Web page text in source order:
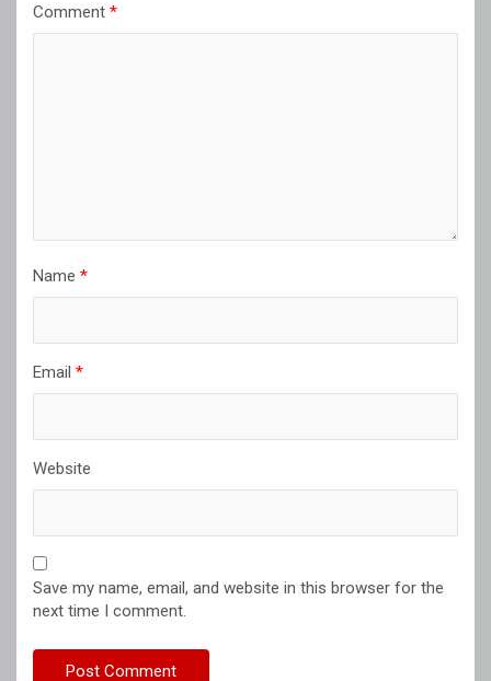
Comment *
Name *
Email *
Website
Save my name, email, and website in this browser for the
next time I comment.